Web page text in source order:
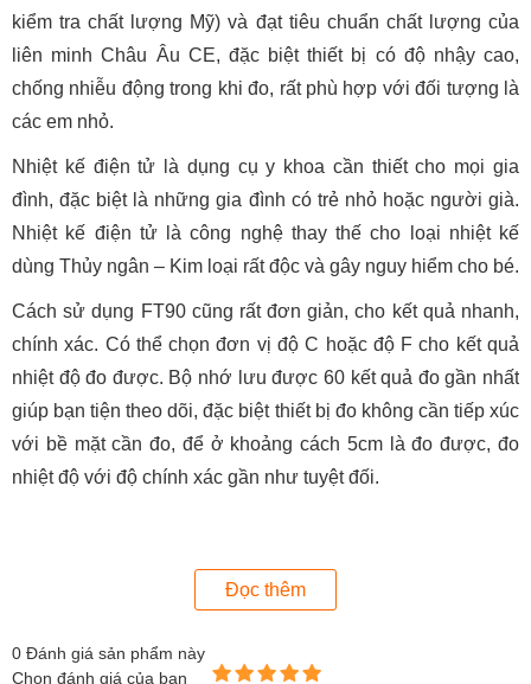
kiểm tra chất lượng Mỹ) và đạt tiêu chuẩn chất lượng của
liên minh Châu Âu CE, đặc biệt thiết bị có độ nhậy cao,
chống nhiễu động trong khi đo, rất phù hợp với đối tượng là
các em nhỏ.
Nhiệt kế điện tử là dụng cụ y khoa cần thiết cho mọi gia
đình, đặc biệt là những gia đình có trẻ nhỏ hoặc người già.
Nhiệt kế điện tử là công nghệ thay thế cho loại nhiệt kế
dùng Thủy ngân – Kim loại rất độc và gây nguy hiểm cho bé.
Cách sử dụng FT90 cũng rất đơn giản, cho kết quả nhanh,
chính xác. Có thể chọn đơn vị độ C hoặc độ F cho kết quả
nhiệt độ đo được. Bộ nhớ lưu được 60 kết quả đo gần nhất
giúp bạn tiện theo dõi, đặc biệt thiết bị đo không cần tiếp xúc
với bề mặt cần đo, để ở khoảng cách 5cm là đo được, đo
nhiệt độ với độ chính xác gần như tuyệt đối.
- Nhiệt kế đo đa điểm, không cần tiếp xúc với công nghệ
cảm biến hồng ngoại.
Đọc thêm
0 Đánh giá sản phẩm này
Chọn đánh giá của bạn